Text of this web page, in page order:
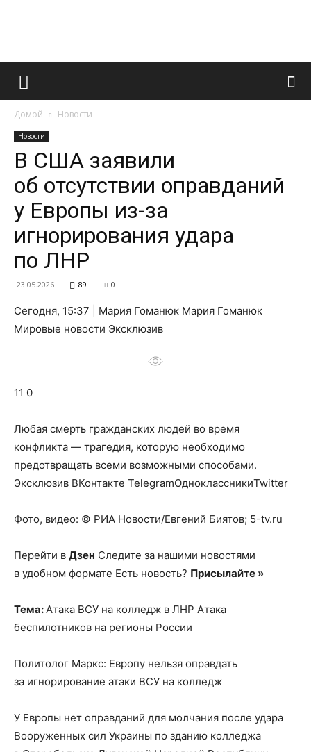
Французский
о
Домой Новости
Новости
В США заявили
об отсутствии оправданий
у Европы из-за
игнорирования удара
по ЛНР
23.05.2026 89 0
Сегодня, 15:37 | Мария Гоманюк Мария Гоманюк
Мировые новости Эксклюзив
11 0
Любая смерть гражданских людей во время
конфликта — трагедия, которую необходимо
предотвращать всеми возможными способами.
Эксклюзив ВКонтакте TelegramОдноклассникиTwitter
Фото, видео: © РИА Новости/Евгений Биятов; 5-tv.ru
Перейти в Дзен Следите за нашими новостями
в удобном формате Есть новость? Присылайте »
Тема:Атака ВСУ на колледж в ЛНР Атака
беспилотников на регионы России
Политолог Маркс: Европу нельзя оправдать
за игнорирование атаки ВСУ на колледж
У Европы нет оправданий для молчания после удара
Вооруженных сил Украины по зданию колледжа